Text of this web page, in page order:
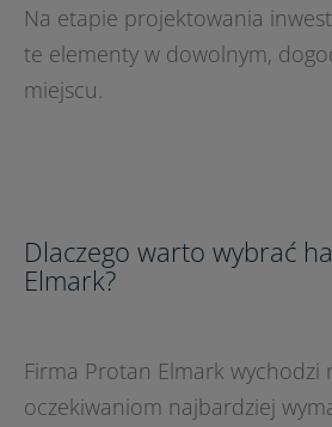
Na etapie projektowania
te elementy w dowolnym,
miejscu.
Dlaczego warto wybrać
Elmark?
Firma Protan Elmark wychodzi
oczekiwaniom najbardziej